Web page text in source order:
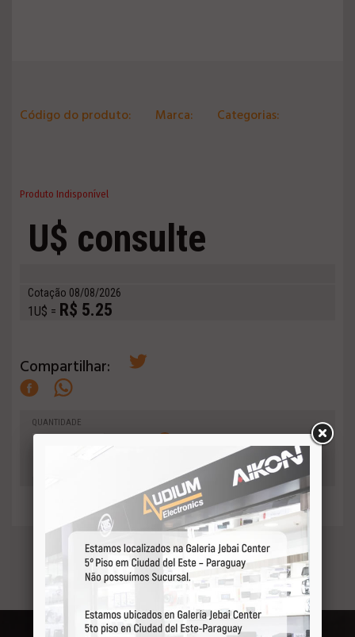
Código do produto: Marca: Categorias:
Produto Indisponível
U$ consulte
Cotação 08/08/2026
1U$ = R$ 5.25
Compartilhar:
QUANTIDADE
+ Adicionar
ao orçamento